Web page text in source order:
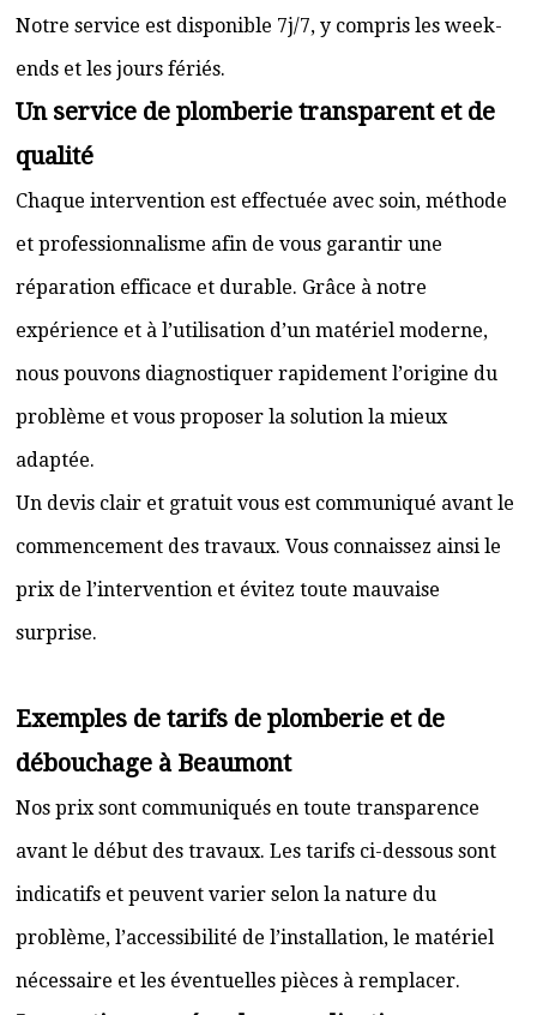
Notre service est disponible 7j/7, y compris les week-
ends et les jours fériés.
Un service de plomberie transparent et de
qualité
Chaque intervention est effectuée avec soin, méthode
et professionnalisme afin de vous garantir une
réparation efficace et durable. Grâce à notre
expérience et à l’utilisation d’un matériel moderne,
nous pouvons diagnostiquer rapidement l’origine du
problème et vous proposer la solution la mieux
adaptée.
Un devis clair et gratuit vous est communiqué avant le
commencement des travaux. Vous connaissez ainsi le
prix de l’intervention et évitez toute mauvaise
surprise.
Exemples de tarifs de plomberie et de
débouchage à Beaumont
Nos prix sont communiqués en toute transparence
avant le début des travaux. Les tarifs ci-dessous sont
indicatifs et peuvent varier selon la nature du
problème, l’accessibilité de l’installation, le matériel
nécessaire et les éventuelles pièces à remplacer.